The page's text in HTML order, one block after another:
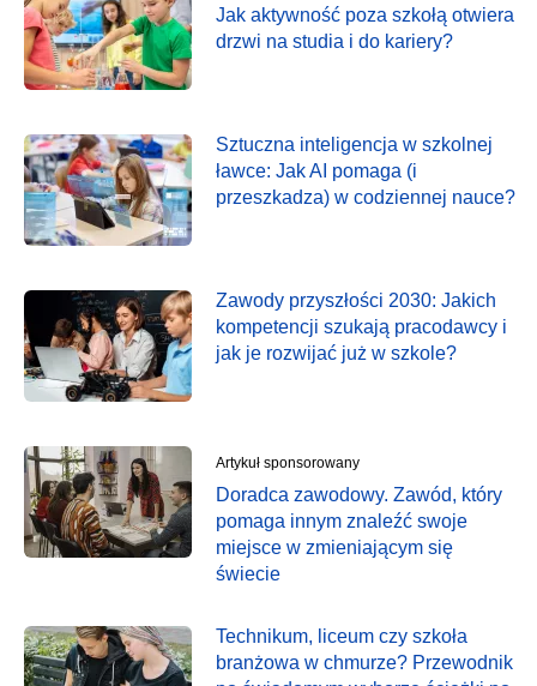
Jak aktywność poza szkołą otwiera
drzwi na studia i do kariery?
Sztuczna inteligencja w szkolnej
ławce: Jak AI pomaga (i
przeszkadza) w codziennej nauce?
Zawody przyszłości 2030: Jakich
kompetencji szukają pracodawcy i
jak je rozwijać już w szkole?
Artykuł sponsorowany
Doradca zawodowy. Zawód, który
pomaga innym znaleźć swoje
miejsce w zmieniającym się
świecie
Technikum, liceum czy szkoła
branżowa w chmurze? Przewodnik